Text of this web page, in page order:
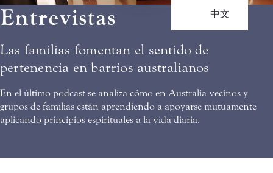
中文
Entrevistas
Las familias fomentan el sentido de
pertenencia en barrios australianos
En el último podcast se analiza cómo en Australia vecinos y
grupos de familias están aprendiendo a apoyarse mutuamente
aplicando principios espirituales a la vida diaria.